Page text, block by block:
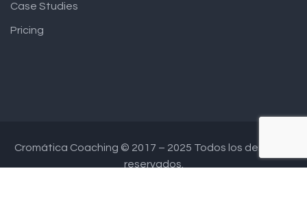
Case Studies
Pricing
Cromática Coaching © 2017 – 2025 Todos los derechos
reservados.